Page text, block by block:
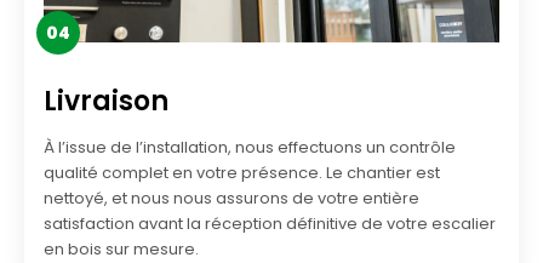
04
Livraison
À l’issue de l’installation, nous effectuons un contrôle
qualité complet en votre présence. Le chantier est
nettoyé, et nous nous assurons de votre entière
satisfaction avant la réception définitive de votre escalier
en bois sur mesure.